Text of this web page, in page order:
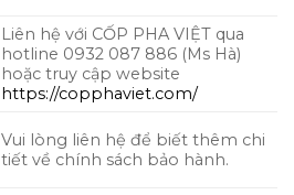
Liên hệ với CỐP PHA VIỆT qua
hotline 0932 087 886 (Ms Hà)
hoặc truy cập website
https://copphaviet.com/
Vui lòng liên hệ để biết thêm chi
tiết về chính sách bảo hành.